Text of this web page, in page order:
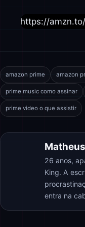
https://
amazon prime amazon
prime music como assinar
prime video o que assistir
26 anos,
King. A
entra na